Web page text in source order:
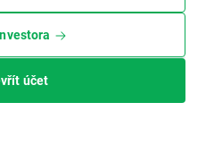
účet